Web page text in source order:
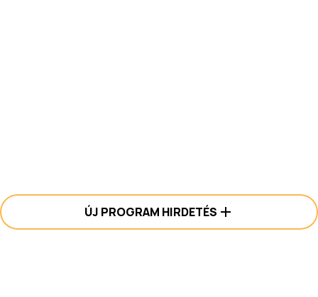
ÚJ PROGRAM HIRDETÉS